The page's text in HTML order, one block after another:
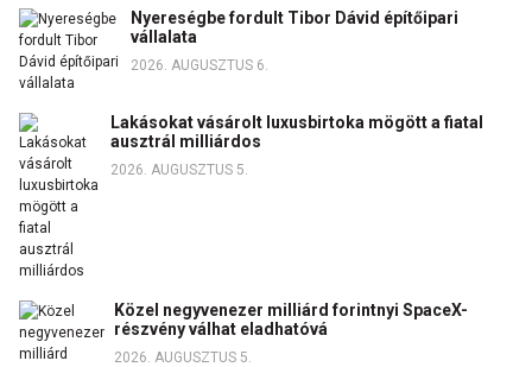
Nyereségbe fordult Tibor Dávid építőipari
vállalata
2026. AUGUSZTUS 6.
Lakásokat vásárolt luxusbirtoka mögött a fiatal
ausztrál milliárdos
2026. AUGUSZTUS 5.
Közel negyvenezer milliárd forintnyi SpaceX-
részvény válhat eladhatóvá
2026. AUGUSZTUS 5.